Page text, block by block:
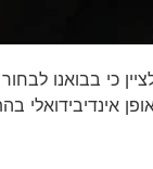
כי בבואנו לבחור
אינדיבידואלי